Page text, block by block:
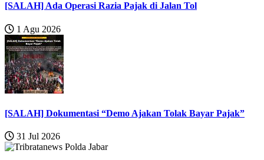
[SALAH] Ada Operasi Razia Pajak di Jalan Tol
1 Agu 2026
[SALAH] Dokumentasi “Demo Ajakan Tolak Bayar Pajak”
31 Jul 2026